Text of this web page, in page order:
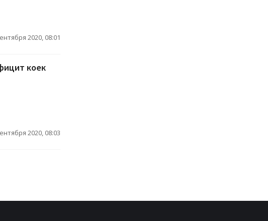
2020, 08:01
коек
2020, 08:03